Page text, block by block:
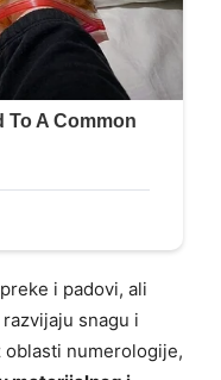
i padovi, ali
snagu i
numerologije,